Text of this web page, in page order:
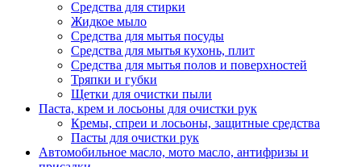
Средства для стирки
Жидкое мыло
Средства для мытья посуды
Средства для мытья кухонь, плит
Средства для мытья полов и поверхностей
Тряпки и губки
Щетки для очистки пыли
Паста, крем и лосьоны для очистки рук
Кремы, спреи и лосьоны, защитные средства
Пасты для очистки рук
Автомобильное масло, мото масло, антифризы и